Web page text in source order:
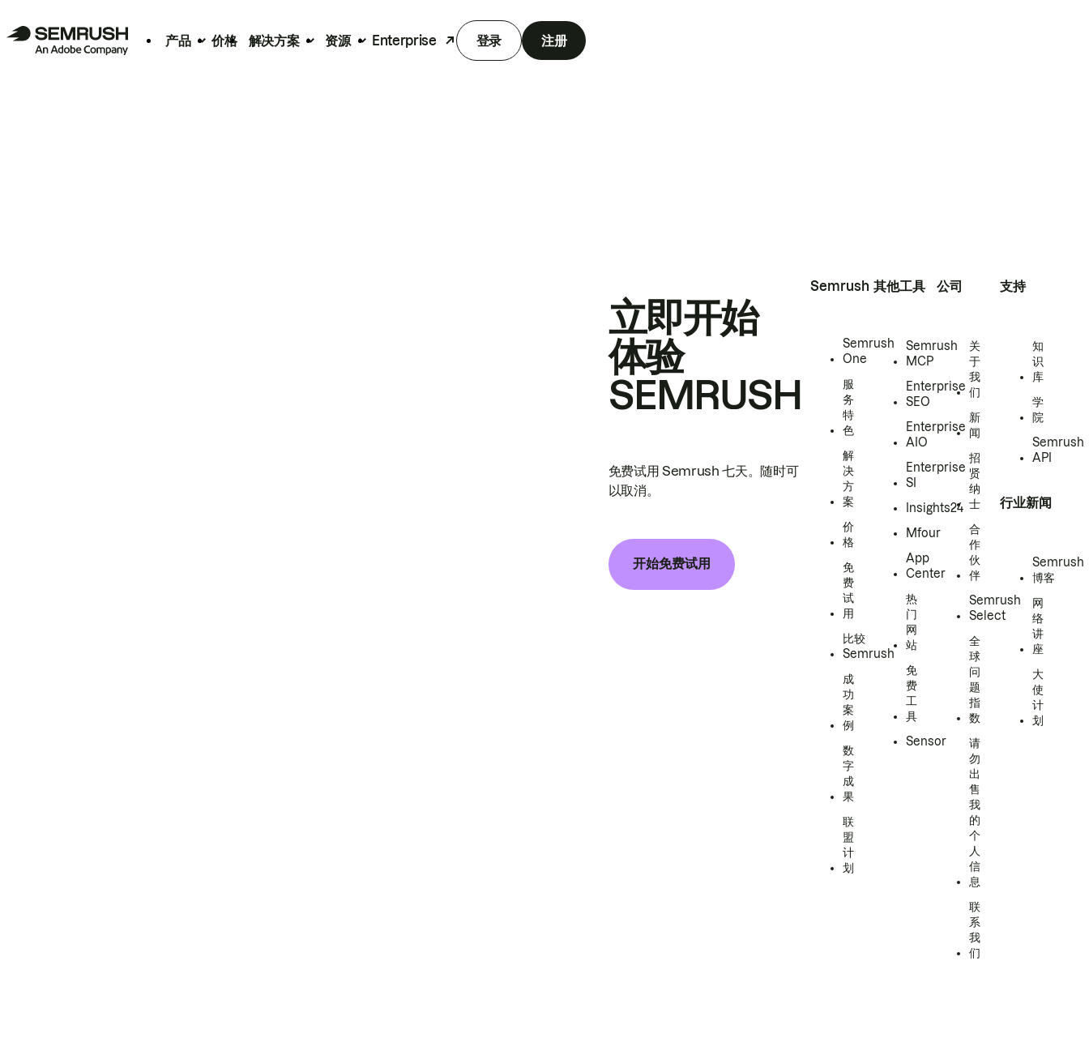
产品 价格 解决方案 资源 Enterprise 登录 注册
立即开始
体验
SEMRUSH
免费试用 Semrush 七天。随时可
以取消。
开始免费试用
Semrush
Semrush
One
服
务
特
色
解
决
方
案
价
格
免
费
试
用
比较
Semrush
成
功
案
例
数
字
成
果
联
盟
计
划
其他工具
Semrush
MCP
Enterprise
SEO
Enterprise
AIO
Enterprise
SI
Insights24
Mfour
App
Center
热
门
网
站
免
费
工
具
Sensor
公司
关
于
我
们
新
闻
招
贤
纳
士
合
作
伙
伴
Semrush
Select
全
球
问
题
指
数
请
勿
出
售
我
的
个
人
信
息
联
系
我
们
支持
知
识
库
学
院
Semrush
API
行业新闻
Semrush
博客
网
络
讲
座
大
使
计
划